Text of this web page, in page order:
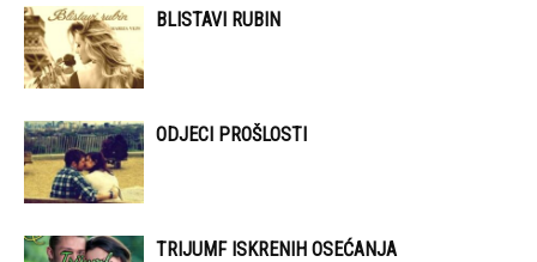
BLISTAVI RUBIN
ODJECI PROŠLOSTI
TRIJUMF ISKRENIH OSEĆANJA